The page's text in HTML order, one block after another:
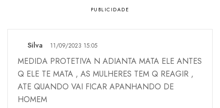
Silva 11/09/2023 15:05
MEDIDA PROTETIVA N ADIANTA MATA ELE ANTES
Q ELE TE MATA , AS MULHERES TEM Q REAGIR ,
ATE QUANDO VAI FICAR APANHANDO DE
HOMEM